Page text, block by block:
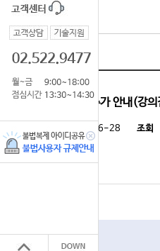
공지사항
내강의실 기능추가 안내(강
등록일 2021-06-28 조회
첨부파일